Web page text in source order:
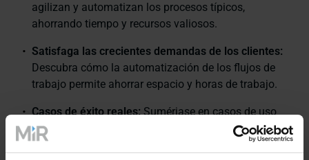
agilizan y automatizan los procesos típicos,
ahorrando tiempo y recursos valiosos.
Satisfaga las crecientes demandas de los clientes:
Descubra cómo la automatización de los flujos de
trabajo permite ahorrar espacio y horas de trabajo.
Casos de éxito reales:Sumérjase en casos de uso
específicos del sector logístico, que ilustran las
ventajas tangibles de la integración AMR.